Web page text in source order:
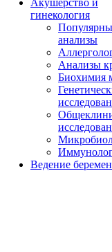
Акушерство и
гинекология
анализы
Анализы
Биохимия
Ведение